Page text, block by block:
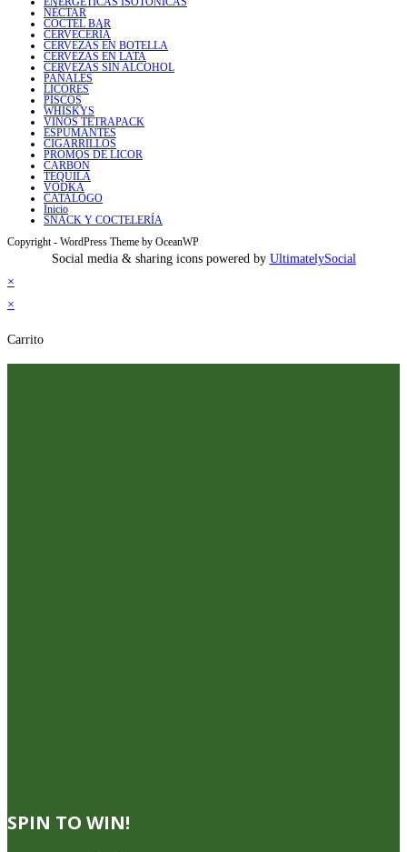
NÉCTAR
COCTEL BAR
CERVECERÍA
CERVEZAS EN BOTELLA
CERVEZAS EN LATA
CERVEZAS SIN ALCOHOL
PAÑALES
LICORES
PISCOS
WHISKYS
VINOS TETRAPACK
ESPUMANTES
CIGARRILLOS
PROMOS DE LICOR
CARBÓN
TEQUILA
VODKA
CATALOGO
Inicio
SNACK Y COCTELERÍA
Copyright - WordPress Theme by OceanWP
Social media & sharing icons powered by UltimatelySocial
×
×
Carrito
SPIN TO WIN!